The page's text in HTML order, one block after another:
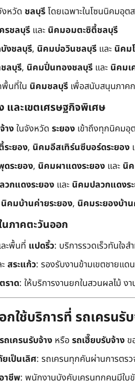
งหวัด ชลบุรีโดยเฉพาะในโซนนิคมอุ
รชลบุรี และ นิคมอมตะซิตี้ชลบุรี
งชลบุรี, นิคมบ่อวินชลบุรี และ นิคม
ลบุรี, นิคมปิ่นทองชลบุรี และ นิคม
นที่ใน นิคมชลบุรี เพื่อสนับสนุนภาค
และเขตเศรษฐกิจพิเศษ
างในจังหวัด ระยอง เข้าถึงทุกนิคมอุ
ะยอง, นิคมอีสเทิร์นซีบอร์ดระยอง
ระยอง, นิคมผาแดงระยอง และ นิ
วกแดงระยอง และ นิคมปลวกแดงร
นิคมบ้านค่ายระยอง, นิคมระยองบ้า
ภาคตะวันออก
ะพื้นที่ แปดริ้ว: บริการรวดเร็วทันใจส
สระแก้ว: รองรับงานข้ามเขตชายแ
ตราด: ให้บริการงานยกในสวนผลไม้ งา
กใช้บริการที่ รถเครนรั
รถเครนรับจ้าง หรือรถเฮี๊ยบรับจ้าง ข
เป็นเลิศ: รถเครนทุกคันผ่านการตร
าชีพ: พนักงานบังคับเครนทุกคนมีใ